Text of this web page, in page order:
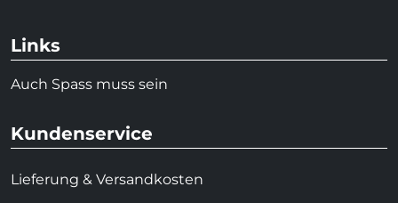
Links
Auch Spass muss sein
Kundenservice
Lieferung & Versandkosten